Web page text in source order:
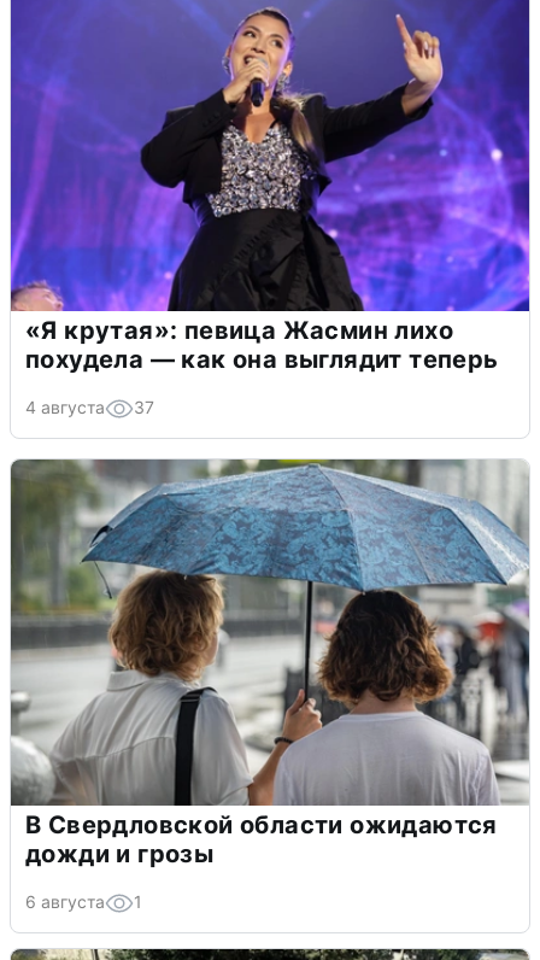
«Я крутая»: певица Жасмин лихо
похудела — как она выглядит теперь
4 августа 37
В Свердловской области ожидаются
дожди и грозы
6 августа 1